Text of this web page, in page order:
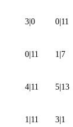
3|0 0|11
0|11 1|7
4|11 5|13
1|11 3|1